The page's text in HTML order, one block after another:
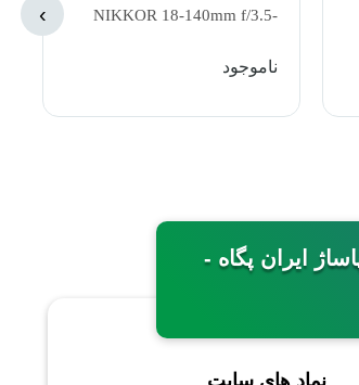
NIKKOR 18-140mm f/3.5-
ناموجود
›
- پاساژ ایران پگاه -
نماد های سایت